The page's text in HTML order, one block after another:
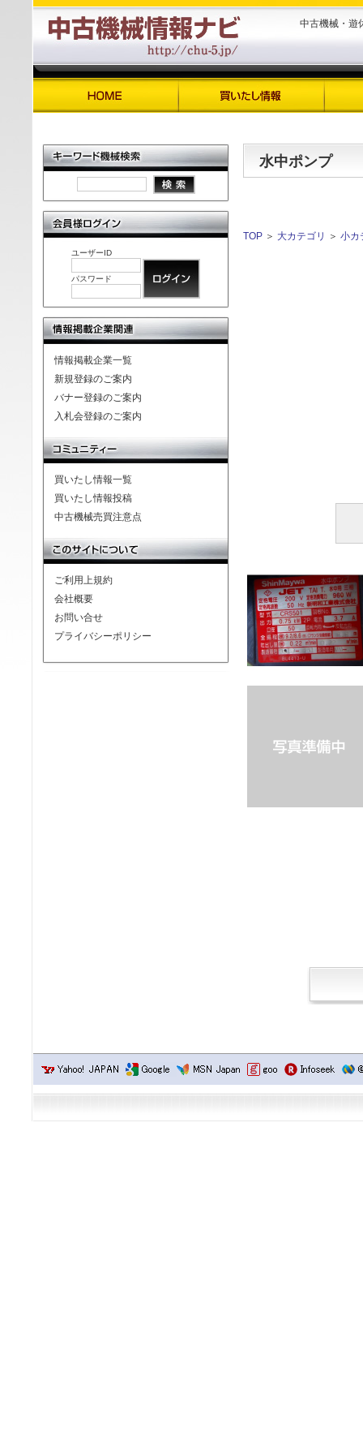
中古機械・遊
水中ポンプ
TOP ＞ 大カテゴリ ＞ 小カ
ユーザーID
パスワード
情報掲載企業一覧
新規登録のご案内
バナー登録のご案内
入札会登録のご案内
買いたし情報一覧
買いたし情報投稿
中古機械売買注意点
ご利用上規約
会社概要
お問い合せ
プライバシーポリシー